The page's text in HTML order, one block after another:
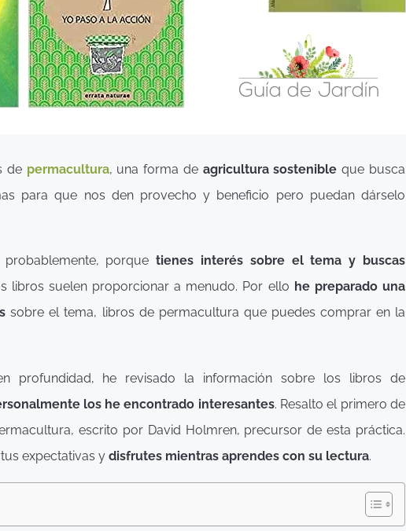
de permacultura, una forma de agricultura sostenible que busca
para que nos den provecho y beneficio pero puedan dárselo
porquetienes interés sobre el tema y buscas
libros suelen proporcionar a menudo. Por ello he preparado una
sobre el tema, libros de permacultura que puedes comprar en la
profundidad, he revisado la información sobre los libros de
los he encontrado interesantes. Resalto el primero de
escrito por David Holmren, precursor de esta práctica.
expectativas y disfrutes mientras aprendes con su lectura.